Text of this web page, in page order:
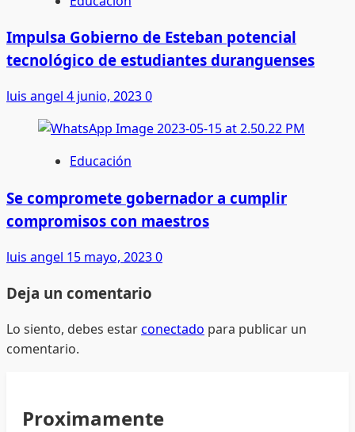
Impulsa Gobierno de Esteban potencial
tecnológico de estudiantes duranguenses
luis angel 4 junio, 20230
Educación
Se compromete gobernador a cumplir
compromisos con maestros
luis angel 15 mayo, 20230
Deja un comentario
Lo siento, debes estarconectado para publicar un
comentario.
Proximamente